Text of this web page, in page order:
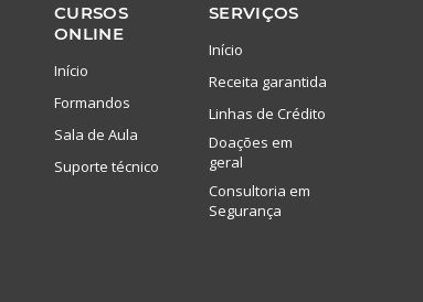
CURSOS
ONLINE
Início
Formandos
Sala de Aula
Suporte técnico
SERVIÇOS
Início
Receita garantida
Linhas de Crédito
Doações em
geral
Consultoria em
Segurança